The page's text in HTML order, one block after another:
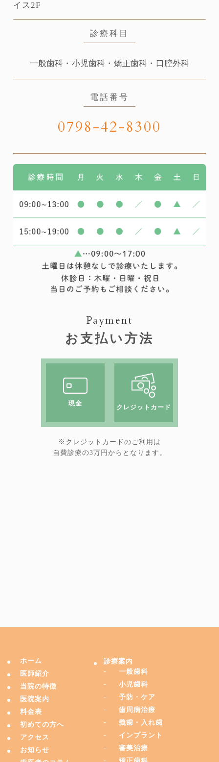
イス2F
診療科目
一般歯科・小児歯科・矯正歯科・口腔外科
電話番号
0798-42-8300
Payment
お支払い方法
現金
クレジットカード
※クレジットカードのご利用は
自費診療の3万円からとなります。
ホーム
医師紹介
当院の特徴
医院案内
料金表
初めての方へ
アクセス
お知らせ
診療案内
一般歯科
小児歯科
予防・ケア
歯周病治療
義歯・入れ歯
インプラント
審美治療